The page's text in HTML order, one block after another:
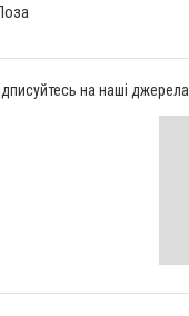
на наші джерела